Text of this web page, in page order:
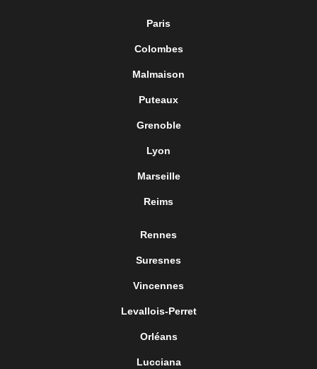
Paris
Colombes
Malmaison
Puteaux
Grenoble
Lyon
Marseille
Reims
Rennes
Suresnes
Vincennes
Levallois-Perret
Orléans
Lucciana